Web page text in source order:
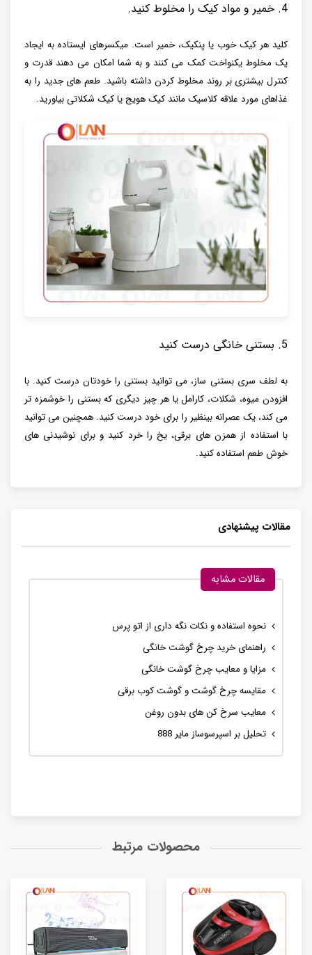
4. خمیر و مواد کیک را مخلوط کنید.
کلید هر کیک خوب یا پنکیک، خمیر است. میکسرهای ایستاده به ایجاد
یک مخلوط یکنواخت کمک می کنند و به شما امکان می دهند قدرت و
کنترل بیشتری بر روند مخلوط کردن داشته باشید. طعم های جدید را به
غذاهای مورد علاقه کلاسیک مانند کیک هویج یا کیک شکلاتی بیاورید.
5. بستنی خانگی درست کنید
به لطف سری بستنی ساز، می توانید بستنی را خودتان درست کنید. با
افزودن میوه، شکلات، کارامل یا هر چیز دیگری که بستنی را خوشمزه تر
می کند، یک عصرانه بینظیر را برای خود درست کنید. همچنین می توانید
با استفاده از همزن های برقی، یخ را خرد کنید و برای نوشیدنی های
خوش طعم استفاده کنید.
مقالات پیشنهادی
مقالات مشابه
نحوه استفاده و نکات نگه داری از اتو پرس
راهنمای خرید چرخ گوشت خانگی
مزایا و معایب چرخ گوشت خانگی
مقایسه چرخ گوشت و گوشت کوب برقی
معایب سرخ کن های بدون روغن
تحلیل بر اسپرسوساز مایر 888
محصولات مرتبط